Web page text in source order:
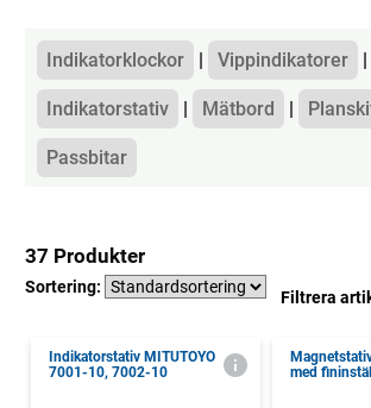
Kategorier
Indikatorklockor Vippindikatorer
Indikatorstativ Mätbord
Passbitar
37 Produkter
Sortering:
Filtrera
Indikatorstativ MITUTOYO
7001-10, 7002-10
med